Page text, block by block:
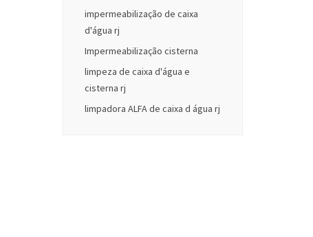
impermeabilização de caixa
d'água rj
Impermeabilização cisterna
limpeza de caixa d'água e
cisterna rj
limpadora ALFA de caixa d água rj